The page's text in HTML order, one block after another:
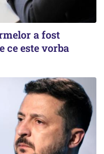
a fost
ce este vorba